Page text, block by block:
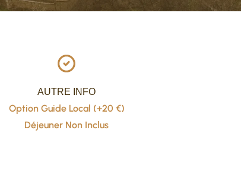
AUTRE INFO
Option Guide Local (+20 €)
Déjeuner Non Inclus